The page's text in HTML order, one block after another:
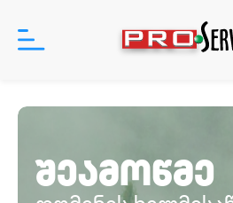
პროდუქტები
დახმარება
შეამოწმე